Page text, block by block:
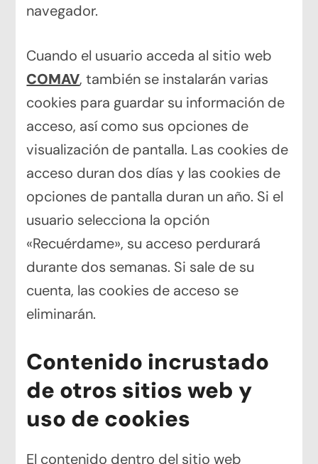
navegador.
Cuando el usuario acceda al sitio web
COMAV, también se instalarán varias
cookies para guardar su información de
acceso, así como sus opciones de
visualización de pantalla. Las cookies de
acceso duran dos días y las cookies de
opciones de pantalla duran un año. Si el
usuario selecciona la opción
«Recuérdame», su acceso perdurará
durante dos semanas. Si sale de su
cuenta, las cookies de acceso se
eliminarán.
Contenido incrustado
de otros sitios web y
uso de cookies
El contenido dentro del sitio web